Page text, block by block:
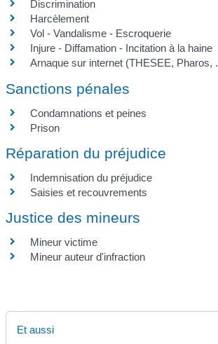
Discrimination
Harcèlement
Vol - Vandalisme - Escroquerie
Injure - Diffamation - Incitation à la haine
Arnaque sur internet (THESEE, Pharos,
Sanctions pénales
Condamnations et peines
Prison
Réparation du préjudice
Indemnisation du préjudice
Saisies et recouvrements
Justice des mineurs
Mineur victime
Mineur auteur d'infraction
Et aussi